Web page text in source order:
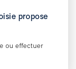
propose
ou effectuer